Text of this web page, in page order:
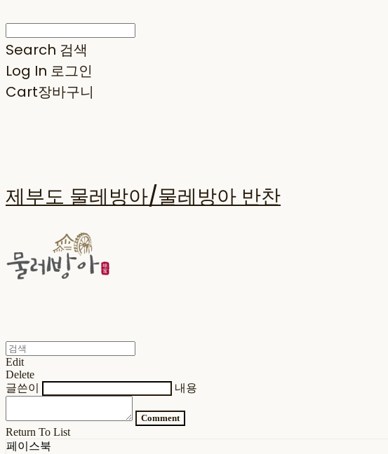
Search 검색
Log In 로그인
Cart장바구니
제부도 물레방아/물레방아 반찬
Edit
Delete
글쓴이
내용
Comment
Return To List
페이스북